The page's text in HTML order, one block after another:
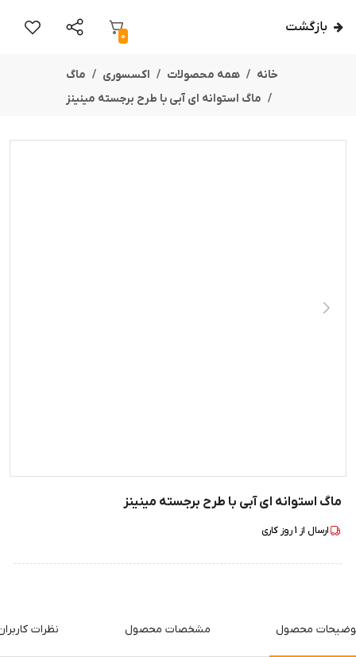
بازگشت
0
خانه همه محصولات اکسسوری
ماگ
ماگ استوانه ای آبی با طرح برجسته مینینز
ماگ استوانه ای آبی با طرح برجسته مینینز
ارسال از 1روز کاری
محصول مشخصات محصول نظرات